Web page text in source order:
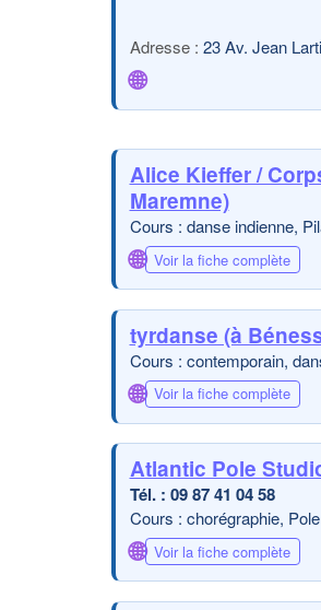
23 Av. Jean
🌐
Alice Kieffer /
Maremne)
Cours : danse indienne,
🌐 Voir la fiche complète
tyrdanse (à
Cours : contemporain,
🌐 Voir la fiche complète
Atlantic Pole
09 87 41 04 58
Cours : chorégraphie,
🌐 Voir la fiche complète